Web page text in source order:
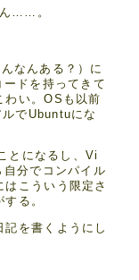
ん……。
なんある？）に
ドを持ってきて
わい。OSも以前
でUbuntuにな
とになるし、Vi
分でコンパイル
こういう限定さ
る。
を書くようにし